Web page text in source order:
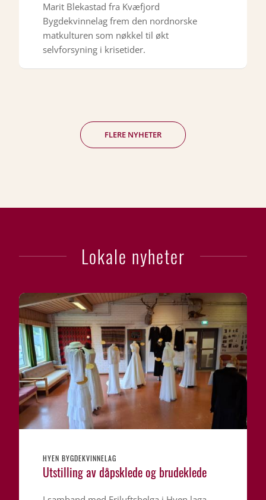
Marit Blekastad fra Kvæfjord
Bygdekvinnelag frem den nordnorske
matkulturen som nøkkel til økt
selvforsyning i krisetider.
FLERE NYHETER
Lokale nyheter
HYEN BYGDEKVINNELAG
Utstilling av dåpsklede og brudeklede